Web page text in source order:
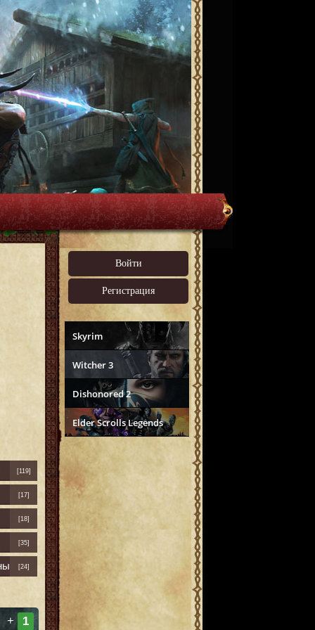
Войти
Регистрация
Skyrim
Witcher 3
Dishonored 2
Elder Scrolls Legends
[119]
[17]
[18]
[35]
[24]
+ 1